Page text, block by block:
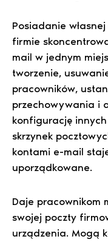
Posiadanie
firmie
mail w jednym
tworzenie,
pracowników,
przechowywania i
konfigurację
skrzynek
kontami e-mail
uporządkowane.
Daje pracownikom
swojej poczty
urządzenia. Mogą